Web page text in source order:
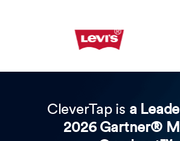
CleverTap is a
2026 Gartner®